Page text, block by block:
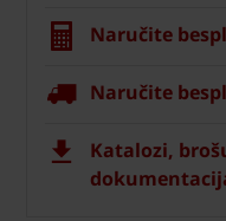
Naručite
Naručite
Katalozi,